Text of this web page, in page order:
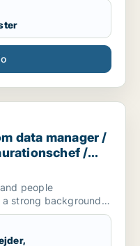
manager /
data manager /
/
people
strong background
and operational
teams,